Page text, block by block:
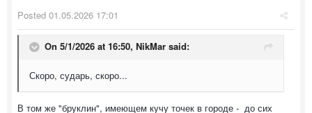
Posted 01.05.2026 17:01
On 5/1/2026 at 16:50, NikMar said:
Скоро, сударь, скоро...
В том же "бруклин", имеющем кучу точек в городе - до сих